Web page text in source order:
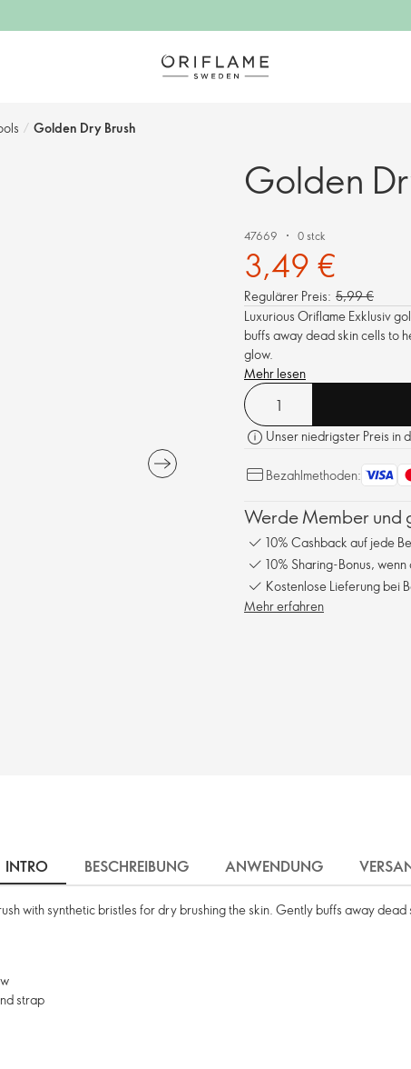
/ Golden Dry Brush
Golden
47669 0 stck
3,49 €
Regulärer Preis: 5,99 €
Luxurious Oriflame Exklusiv
buffs away dead skin cells to
glow.
Mehr lesen
Unser niedrigster Preis in
Bezahlmethoden:
Werde Member und
10% Cashback auf jede
10% Sharing-Bonus,
Kostenlose Lieferung bei
Mehr erfahren
INTRO BESCHREIBUNG ANWENDUNG
with synthetic bristles for dry brushing the skin. Gently buffs away
strap